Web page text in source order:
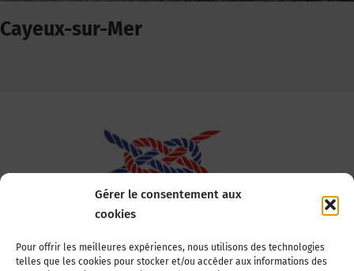
Gérer le consentement aux
cookies
Pour offrir les meilleures expériences, nous utilisons des technologies
telles que les cookies pour stocker et/ou accéder aux informations des
Cayeux-sur-Mer
Association Nationale des Elus des Littoraux
22, boulevard de la Tour-Maubourg